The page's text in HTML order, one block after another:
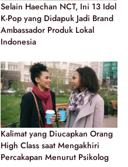
Selain Haechan NCT, Ini 13 Idol
K-Pop yang Didapuk Jadi Brand
Ambassador Produk Lokal
Indonesia
Kalimat yang Diucapkan Orang
High Class saat Mengakhiri
Percakapan Menurut Psikolog